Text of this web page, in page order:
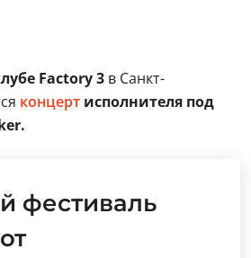
Factory 3 в Санкт-
концерт исполнителя под
фестиваль